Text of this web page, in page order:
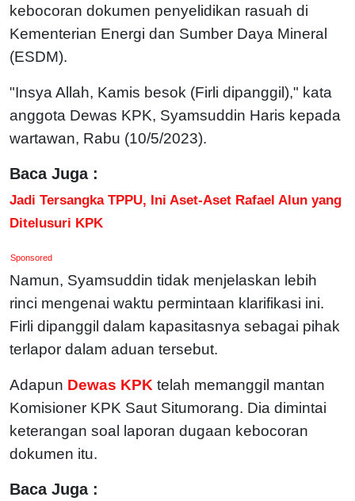
kebocoran dokumen penyelidikan rasuah di
Kementerian Energi dan Sumber Daya Mineral
(ESDM).
"Insya Allah, Kamis besok (Firli dipanggil)," kata
anggota Dewas KPK, Syamsuddin Haris kepada
wartawan, Rabu (10/5/2023).
Baca Juga :
Jadi Tersangka TPPU, Ini Aset-Aset Rafael Alun yang
Ditelusuri KPK
Sponsored
Namun, Syamsuddin tidak menjelaskan lebih
rinci mengenai waktu permintaan klarifikasi ini.
Firli dipanggil dalam kapasitasnya sebagai pihak
terlapor dalam aduan tersebut.
Adapun Dewas KPK telah memanggil mantan
Komisioner KPK Saut Situmorang. Dia dimintai
keterangan soal laporan dugaan kebocoran
dokumen itu.
Baca Juga :